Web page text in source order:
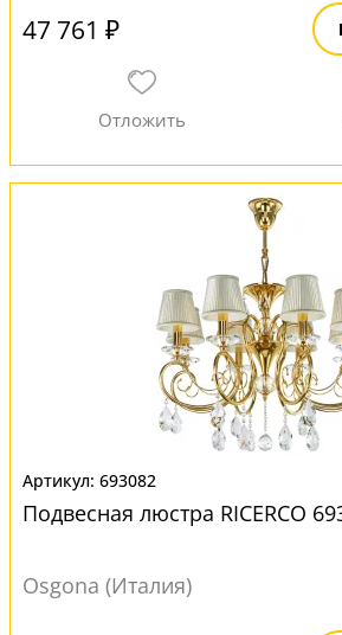
47 761 ₽
693082
Подвесная люстра RICERCO
Osgona (Италия)